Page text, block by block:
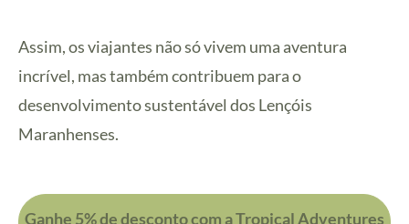
Assim, os viajantes não só vivem uma aventura
incrível, mas também contribuem para o
desenvolvimento sustentável dos Lençóis
Maranhenses.
Ganhe 5% de desconto com a Tropical Adventures